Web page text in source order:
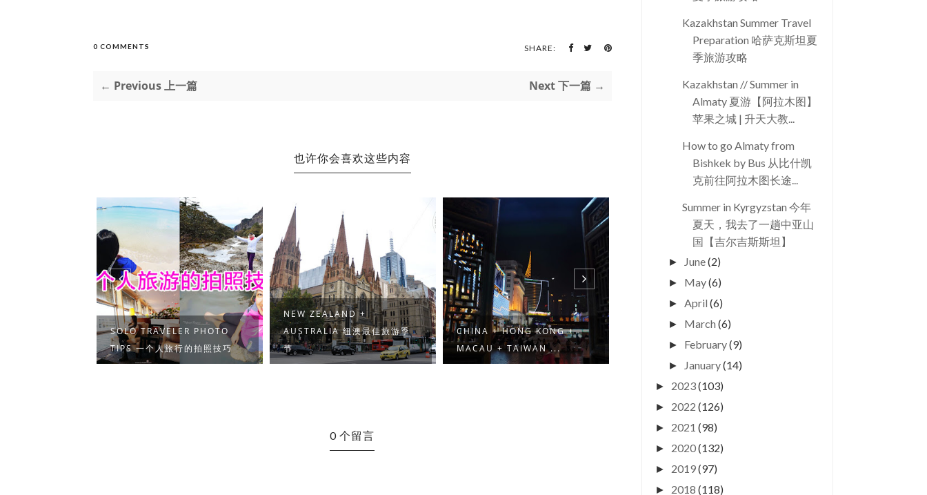
0 COMMENTS SHARE:
← Previous 上一篇 Next 下一篇 →
也许你会喜欢这些内容
SOLO TRAVELER PHOTO
TIPS 一个人旅行的拍照技巧
NEW ZEALAND +
AUSTRALIA 纽澳最佳旅游季
节
CHINA + HONG KONG +
MACAU + TAIWAN ...
NORTHEAST ASIA 东北亚国
家最佳旅游季节
0 个留言
Kazakhstan Summer Travel
Preparation 哈萨克斯坦夏
季旅游攻略
Kazakhstan // Summer in
Almaty 夏游【阿拉木图】
苹果之城 | 升天大教...
How to go Almaty from
Bishkek by Bus 从比什凯
克前往阿拉木图长途...
Summer in Kyrgyzstan 今年
夏天，我去了一趟中亚山
国【吉尔吉斯斯坦】
► June(2)
► May(6)
►April(6)
► March(6)
► February(9)
► January(14)
► 2023(103)
► 2022 (126)
► 2021 (98)
► 2020(132)
► 2019(97)
► 2018 (118)